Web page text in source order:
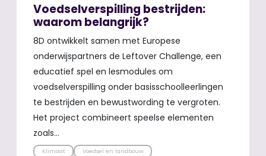
Voedselverspilling bestrijden:
waarom belangrijk?
8D ontwikkelt samen met Europese
onderwijspartners de Leftover Challenge, een
educatief spel en lesmodules om
voedselverspilling onder basisschoolleerlingen
te bestrijden en bewustwording te vergroten.
Het project combineert speelse elementen
zoals…
Klimaat Voedsel en landbouw